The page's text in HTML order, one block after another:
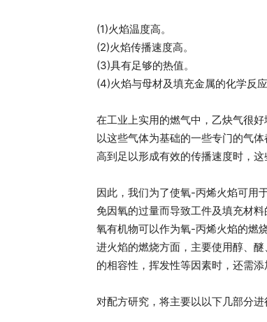
(1)火焰温度高。
(2)火焰传播速度高。
(3)具有足够的热值。
(4)火焰与母材及填充金属的化学反应
在工业上实用的燃气中，乙炔气很
以这些气体为基础的一些专门的气
高到足以形成有效的传播速度时，这
因此，我们为了使氧-丙烯火焰可用
免因氧的过量而导致工件及填充材
氧有机物可以作为氧-丙烯火焰的燃
进火焰的燃烧方面，主要使用醇、
的相容性，挥发性等因素时，还需
对配方研究，将主要以以下几部分进